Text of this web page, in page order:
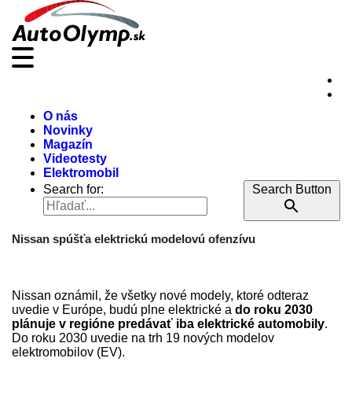
O nás
Novinky
Magazín
Videotesty
Elektromobil
Search for:
Search Button
Nissan spúšťa elektrickú modelovú ofenzívu
Nissan oznámil, že všetky nové modely, ktoré odteraz
uvedie v Európe, budú plne elektrické a do roku 2030
plánuje v regióne predávať iba elektrické automobily.
Do roku 2030 uvedie na trh 19 nových modelov
elektromobilov (EV).